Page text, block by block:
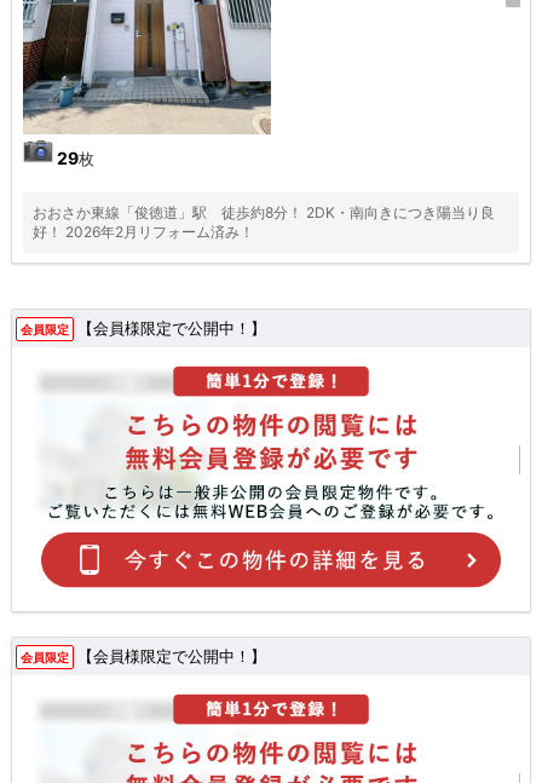
29枚
おおさか東線「俊徳道」駅 徒歩約8分！ 2DK・南向きにつき陽当り良
好！ 2026年2月リフォーム済み！
会員限定 【会員様限定で公開中！】
会員限定 【会員様限定で公開中！】